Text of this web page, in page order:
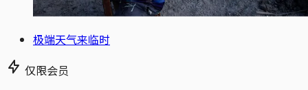
极端天气来临时
仅限会员